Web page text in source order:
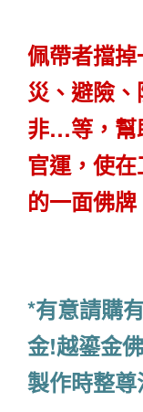
佩帶者擋
災、避險
非…等，幫
官運，使
的一面佛牌
*有意請購
金!越鎏金
製作時整